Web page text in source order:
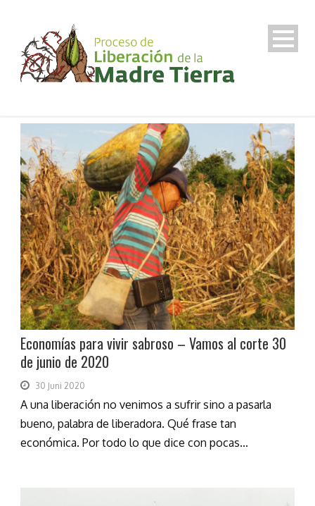
Economías para vivir sabroso – Vamos al corte 30
de junio de 2020
30 Juni 2020
A una liberación no venimos a sufrir sino a pasarla
bueno, palabra de liberadora. Qué frase tan
económica. Por todo lo que dice con pocas...